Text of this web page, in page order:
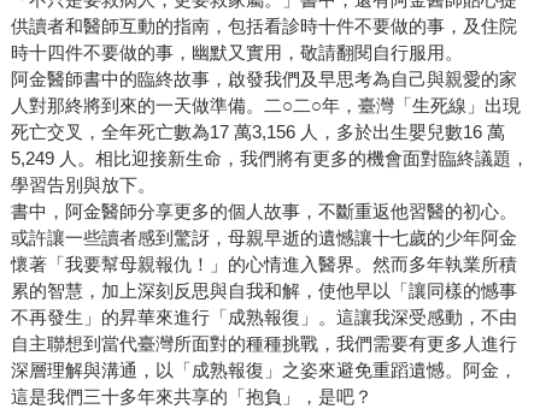
供讀者和醫師互動的指南，包括看診時十件不要做的事，及住院
時十四件不要做的事，幽默又實用，敬請翻閱自行服用。
阿金醫師書中的臨終故事，啟發我們及早思考為自己與親愛的家
人對那終將到來的一天做準備。二○二○年，臺灣「生死線」出現
死亡交叉，全年死亡數為17 萬3,156 人，多於出生嬰兒數16 萬
5,249 人。相比迎接新生命，我們將有更多的機會面對臨終議題，
學習告別與放下。
書中，阿金醫師分享更多的個人故事，不斷重返他習醫的初心。
或許讓一些讀者感到驚訝，母親早逝的遺憾讓十七歲的少年阿金
懷著「我要幫母親報仇！」的心情進入醫界。然而多年執業所積
累的智慧，加上深刻反思與自我和解，使他早以「讓同樣的憾事
不再發生」的昇華來進行「成熟報復」。這讓我深受感動，不由
自主聯想到當代臺灣所面對的種種挑戰，我們需要有更多人進行
深層理解與溝通，以「成熟報復」之姿來避免重蹈遺憾。阿金，
這是我們三十多年來共享的「抱負」，是吧？